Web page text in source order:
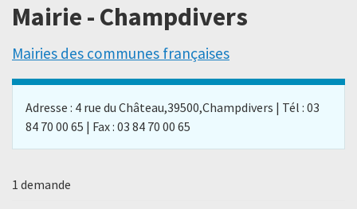
Mairie - Champdivers
Mairies des communes françaises
Adresse : 4 rue du Château,39500,Champdivers | Tél : 03
84 70 00 65 | Fax : 03 84 70 00 65
1 demande